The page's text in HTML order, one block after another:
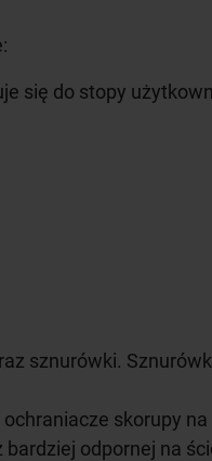
się do stopy
sznurówki.
skorupy na
odpornej na